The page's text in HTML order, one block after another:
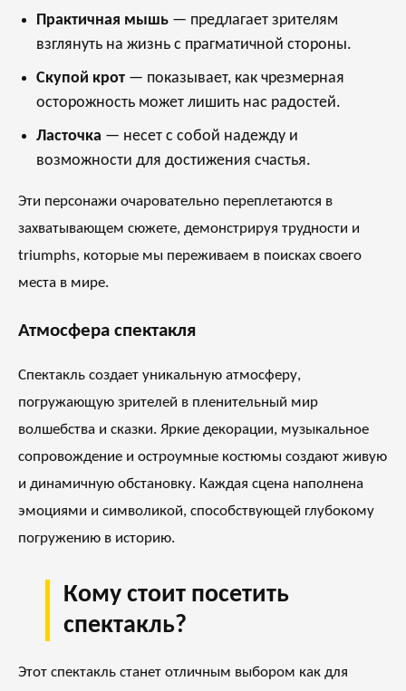
Практичная мышь — предлагает зрителям
взглянуть на жизнь с прагматичной стороны.
Скупой крот — показывает, как чрезмерная
осторожность может лишить нас радостей.
Ласточка — несет с собой надежду и
возможности для достижения счастья.
Эти персонажи очаровательно переплетаются в
захватывающем сюжете, демонстрируя трудности и
triumphs, которые мы переживаем в поисках своего
места в мире.
Атмосфера спектакля
Спектакль создает уникальную атмосферу,
погружающую зрителей в пленительный мир
волшебства и сказки. Яркие декорации, музыкальное
сопровождение и остроумные костюмы создают живую
и динамичную обстановку. Каждая сцена наполнена
эмоциями и символикой, способствующей глубокому
погружению в историю.
Кому стоит посетить
спектакль?
Этот спектакль станет отличным выбором как для